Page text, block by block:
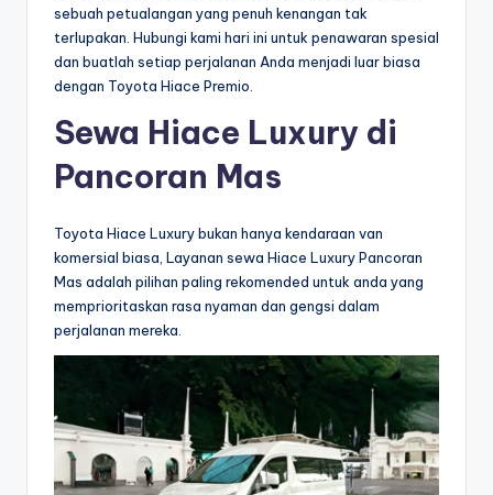
sebuah petualangan yang penuh kenangan tak
terlupakan. Hubungi kami hari ini untuk penawaran spesial
dan buatlah setiap perjalanan Anda menjadi luar biasa
dengan Toyota Hiace Premio.
Sewa Hiace Luxury di
Pancoran Mas
Toyota Hiace Luxury bukan hanya kendaraan van
komersial biasa, Layanan sewa Hiace Luxury Pancoran
Mas adalah pilihan paling rekomended untuk anda yang
memprioritaskan rasa nyaman dan gengsi dalam
perjalanan mereka.